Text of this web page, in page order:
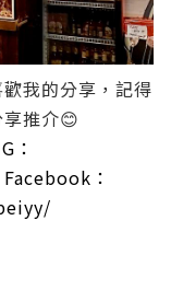
我的分享，記得
推介😊
：
Facebook：